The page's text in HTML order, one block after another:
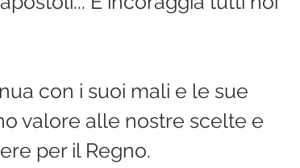
con i suoi mali e le sue
valore alle nostre scelte e
per il Regno.